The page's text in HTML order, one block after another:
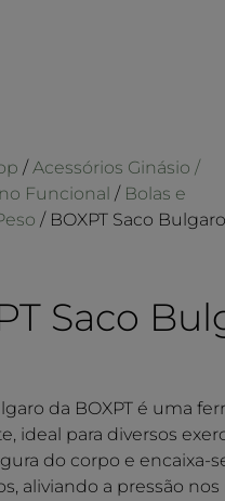
/ Acessórios Ginásio /
Funcional / Bolas e
/ BOXPT Saco Bulgaro
Saco
da BOXPT é uma
ideal para diversos
do corpo e encaixa-
aliviando a pressão